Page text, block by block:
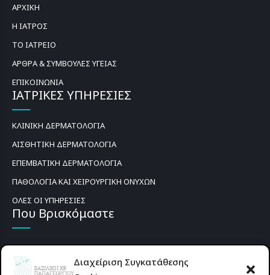
Διαχείριση Συγκατάθεσης
ΑΡΧΙΚΗ
Η ΙΑΤΡΟΣ
ΤΟ ΙΑΤΡΕΙΟ
ΑΡΘΡΑ & ΣΥΜΒΟΥΛΕΣ ΥΓΕΙΑΣ
ΕΠΙΚΟΙΝΩΝΙΑ
ΙΑΤΡΙΚΕΣ ΥΠΗΡΕΣΙΕΣ
ΚΛΙΝΙΚΗ ΔΕΡΜΑΤΟΛΟΓΙΑ
ΑΙΣΘΗΤΙΚΗ ΔΕΡΜΑΤΟΛΟΓΙΑ
ΕΠΕΜΒΑΤΙΚΗ ΔΕΡΜΑΤΟΛΟΓΙΑ
ΠΑΘΟΛΟΓΙΑ ΚΑΙ ΧΕΙΡΟΥΡΓΙΚΗ ΟΝΥΧΩΝ
ΟΛΕΣ ΟΙ ΥΠΗΡΕΣΙΕΣ
Που Βρισκόμαστε